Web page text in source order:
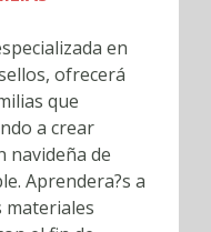
en
ofrecerá
que
a crear
navideña de
Aprendera?s a